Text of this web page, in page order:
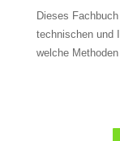
Dieses
technischen und
welche